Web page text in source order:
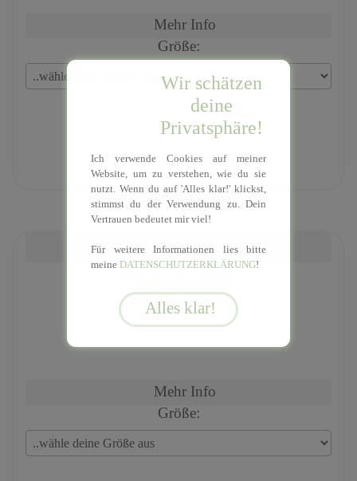
Mehr Info
Größe:
Affirmation
22,50€
---
Mehr Info
Größe:
Wir schätzen
deine
Privatsphäre!
Ich verwende Cookies auf meiner
Website, um zu verstehen, wie du sie
nutzt. Wenn du auf 'Alles klar!' klickst,
stimmst du der Verwendung zu. Dein
Vertrauen bedeutet mir viel!
Für weitere Informationen lies bitte
meine DATENSCHUTZERKLÄRUNG!